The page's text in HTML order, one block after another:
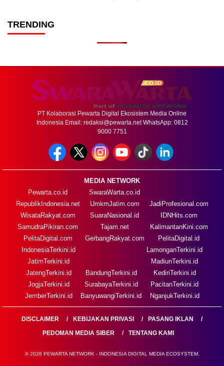
TRENDING
PT Kolaborasi Pewarta Digital Ekosistem Media Online
Indonesia Email: redaksi@pewarta.netWhatsApp: 0812
9000 7751
MEDIA NETWORK
Pewarta.co.id
RepublikIndonesia.net
WisataRakyat.com
SamudraPikiran.com
PelitaDigital.com
SwaraWarta.co.id
UmkmJatim.com
SuaraNasional.id
Tajam.net
GerbangRakyat.com
JadiProfesional.com
IDNHits.com
KalimantanKini.com
PelitaDigital.id
IndonesiaTerkini.id
JatimTerkini.id
JatengTerkini.id
JogjaTerkini.id
JemberTerkini.id
BandungTerkini.id
SurabayaTerkini.id
BanyuwangiTerkini.id
LamonganTerkini.id
MadiunTerkini.id
KediriTerkini.id
PacitanTerkini.id
NganjukTerkini.id
DISCLAIMER KEBIJAKAN PRIVASI
PASANG IKLAN
PEDOMAN MEDIA SIBER
TENTANG KAMI
© 2026 PEWARTA NETWORK - INDONESIA DIGITAL MEDIA ECOSYSTEM.